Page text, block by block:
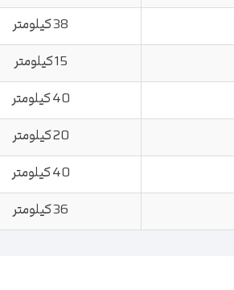
38 کیلومتر
15 کیلومتر
40 کیلومتر
20 کیلومتر
40 کیلومتر
36 کیلومتر